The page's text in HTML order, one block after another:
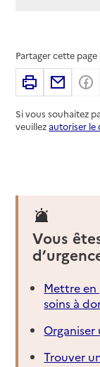
Partager cette page
Imprimer
Si vous souhaitez
veuillezautoriser le
Vous
Mettre en
soins à
Trouver